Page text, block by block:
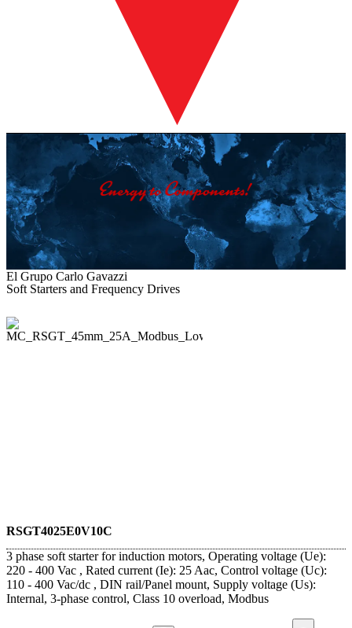
El Grupo Carlo Gavazzi
Soft Starters and Frequency Drives
RSGT4025E0V10C
3 phase soft starter for induction motors, Operating voltage (Ue):
220 - 400 Vac , Rated current (Ie): 25 Aac, Control voltage (Uc):
110 - 400 Vac/dc , DIN rail/Panel mount, Supply voltage (Us):
Internal, 3-phase control, Class 10 overload, Modbus